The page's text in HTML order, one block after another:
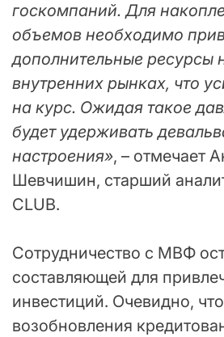
госкомпаний. Для
объемов необходимо
дополнительные ресурсы
внутренних рынках, что
на курс. Ожидая такое
будет удерживать
настроения», – отмечает
Шевчишин, старший
CLUB.
Сотрудничество с МВФ
составляющей для
инвестиций. Очевидно,
возобновления